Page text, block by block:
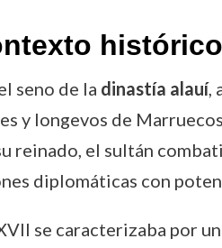
histórico
seno de la dinastía alauí,
y longevos de
reinado, el sultán
diplomáticas con
se caracterizaba por